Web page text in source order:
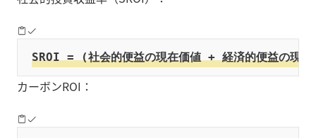
SROI = (社会的便益の現在価値 + 経済的便益の現
カーボンROI：